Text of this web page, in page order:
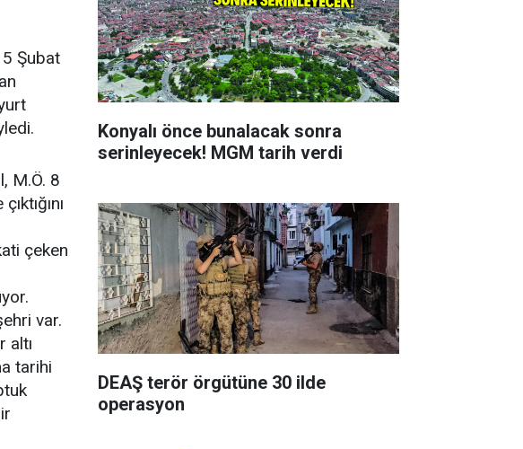
Şubat
M.Ö. 8
çeken
var.
altı
tarihi
Konyalı önce bunalacak sonra
serinleyecek! MGM tarih verdi
DEAŞ terör örgütüne 30 ilde
operasyon